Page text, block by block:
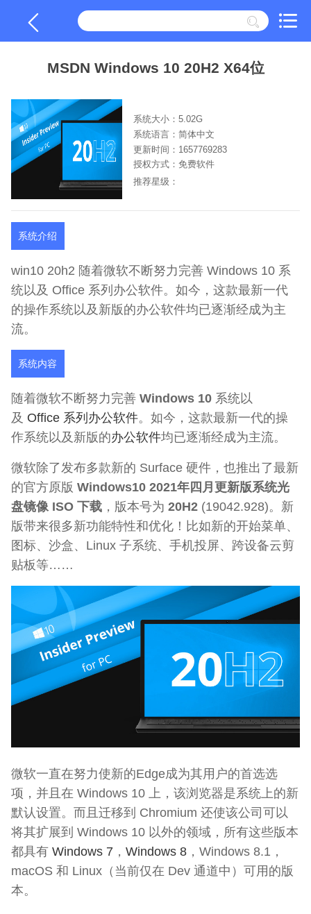
MSDN Windows 10 20H2 X64位
系统大小：5.02G
系统语言：简体中文
更新时间：1657769283
授权方式：免费软件
推荐星级：
系统介绍
win10 20h2 随着微软不断努力完善 Windows 10 系
统以及 Office 系列办公软件。如今，这款最新一代
的操作系统以及新版的办公软件均已逐渐经成为主
流。
系统内容
随着微软不断努力完善 Windows 10 系统以
及 Office 系列办公软件。如今，这款最新一代的操
作系统以及新版的办公软件均已逐渐经成为主流。
微软除了发布多款新的 Surface 硬件，也推出了最新
的官方原版 Windows10 2021年四月更新版系统光
盘镜像 ISO 下载 ，版本号为 20H2 (19042.928)。新
版带来很多新功能特性和优化！比如新的开始菜单、
图标、沙盒、Linux 子系统、手机投屏、跨设备云剪
贴板等……
微软一直在努力使新的Edge成为其用户的首选选
项，并且在 Windows 10 上，该浏览器是系统上的新
默认设置。而且迁移到 Chromium 还使该公司可以
将其扩展到 Windows 10 以外的领域，所有这些版本
都具有 Windows 7 ， Windows 8 ，Windows 8.1，
macOS 和 Linux（当前仅在 Dev 通道中）可用的版
本。